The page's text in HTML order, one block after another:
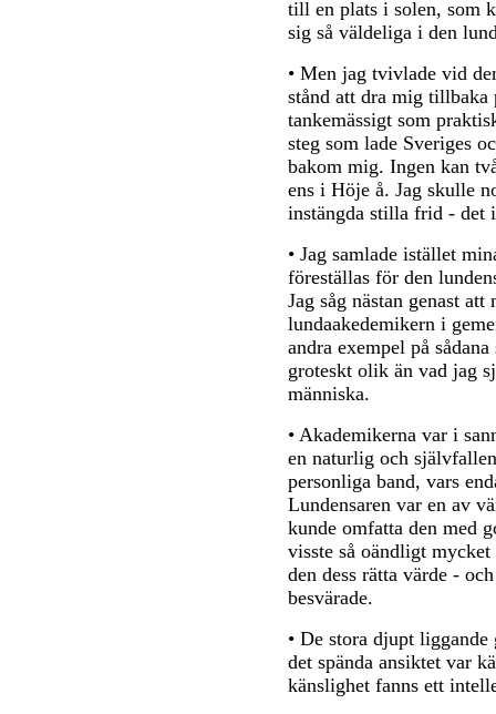
till en plats i solen, som
sig så väldeliga i den
• Men jag tvivlade vid
stånd att dra mig tillbaka
tankemässigt som
steg som lade Sveriges
bakom mig. Ingen kan
ens i Höje å. Jag skulle
instängda stilla frid - det
• Jag samlade istället
föreställas för den
Jag såg nästan genast
lundaakedemikern i
andra exempel på
groteskt olik än vad jag
människa.
• Akademikerna var i
en naturlig och
personliga band, vars
Lundensaren var en av
kunde omfatta den med
visste så oändligt
den dess rätta värde -
besvärade.
• De stora djupt
det spända ansiktet var
känslighet fanns ett